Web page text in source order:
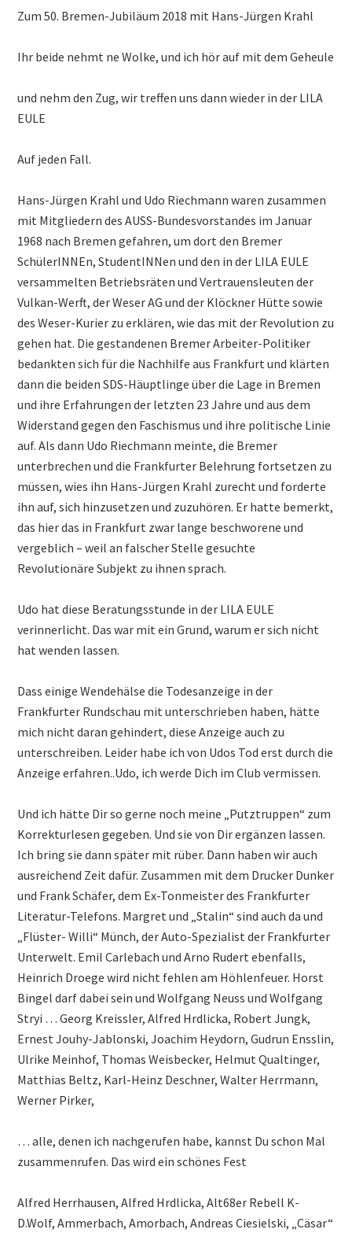
Zum 50. Bremen-Jubiläum 2018 mit Hans-Jürgen Krahl
Ihr beide nehmt ne Wolke, und ich hör auf mit dem Geheule
und nehm den Zug, wir treffen uns dann wieder in der LILA
EULE
Auf jeden Fall.
Hans-Jürgen Krahl und Udo Riechmann waren zusammen
mit Mitgliedern des AUSS-Bundesvorstandes im Januar
1968 nach Bremen gefahren, um dort den Bremer
SchülerINNEn, StudentINNen und den in der LILA EULE
versammelten Betriebsräten und Vertrauensleuten der
Vulkan-Werft, der Weser AG und der Klöckner Hütte sowie
des Weser-Kurier zu erklären, wie das mit der Revolution zu
gehen hat. Die gestandenen Bremer Arbeiter-Politiker
bedankten sich für die Nachhilfe aus Frankfurt und klärten
dann die beiden SDS-Häuptlinge über die Lage in Bremen
und ihre Erfahrungen der letzten 23 Jahre und aus dem
Widerstand gegen den Faschismus und ihre politische Linie
auf. Als dann Udo Riechmann meinte, die Bremer
unterbrechen und die Frankfurter Belehrung fortsetzen zu
müssen, wies ihn Hans-Jürgen Krahl zurecht und forderte
ihn auf, sich hinzusetzen und zuzuhören. Er hatte bemerkt,
das hier das in Frankfurt zwar lange beschworene und
vergeblich – weil an falscher Stelle gesuchte
Revolutionäre Subjekt zu ihnen sprach.
Udo hat diese Beratungsstunde in der LILA EULE
verinnerlicht. Das war mit ein Grund, warum er sich nicht
hat wenden lassen.
Dass einige Wendehälse die Todesanzeige in der
Frankfurter Rundschau mit unterschrieben haben, hätte
mich nicht daran gehindert, diese Anzeige auch zu
unterschreiben. Leider habe ich von Udos Tod erst durch die
Anzeige erfahren..Udo, ich werde Dich im Club vermissen.
Und ich hätte Dir so gerne noch meine „Putztruppen“ zum
Korrekturlesen gegeben. Und sie von Dir ergänzen lassen.
Ich bring sie dann später mit rüber. Dann haben wir auch
ausreichend Zeit dafür. Zusammen mit dem Drucker Dunker
und Frank Schäfer, dem Ex-Tonmeister des Frankfurter
Literatur-Telefons. Margret und „Stalin“ sind auch da und
„Flüster- Willi“ Münch, der Auto-Spezialist der Frankfurter
Unterwelt. Emil Carlebach und Arno Rudert ebenfalls,
Heinrich Droege wird nicht fehlen am Höhlenfeuer. Horst
Bingel darf dabei sein und Wolfgang Neuss und Wolfgang
Stryi … Georg Kreissler, Alfred Hrdlicka, Robert Jungk,
Ernest Jouhy-Jablonski, Joachim Heydorn, Gudrun Ensslin,
Ulrike Meinhof, Thomas Weisbecker, Helmut Qualtinger,
Matthias Beltz, Karl-Heinz Deschner, Walter Herrmann,
Werner Pirker,
… alle, denen ich nachgerufen habe, kannst Du schon Mal
zusammenrufen. Das wird ein schönes Fest
Alfred Herrhausen, Alfred Hrdlicka, Alt68er Rebell K-
D.Wolf, Ammerbach, Amorbach, Andreas Ciesielski, „Cäsar“